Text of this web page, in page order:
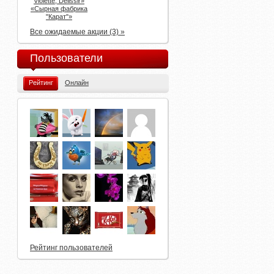
«Сырная фабрика
"Карат"»
Все ожидаемые акции (3) »
Пользователи
Рейтинг Онлайн
Рейтинг пользователей